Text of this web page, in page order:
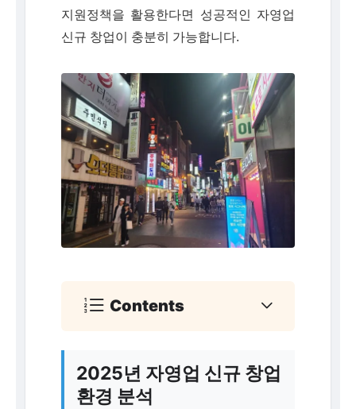
지원정책을 활용한다면 성공적인 자영업
신규 창업이 충분히 가능합니다.
Contents
2025년 자영업 신규 창업
환경 분석